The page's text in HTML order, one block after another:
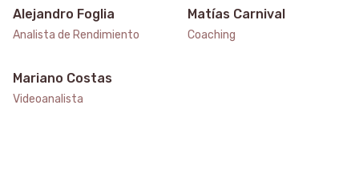
Alejandro Foglia
Analista de Rendimiento
Matías Carnival
Coaching
Mariano Costas
Videoanalista